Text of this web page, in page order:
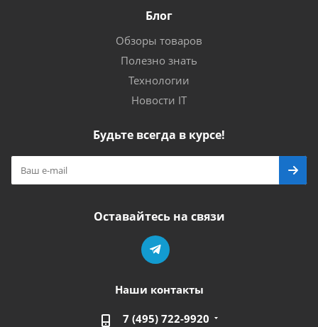
Блог
Обзоры товаров
Полезно знать
Технологии
Новости IT
Будьте всегда в курсе!
Оставайтесь на связи
Наши контакты
7 (495) 722-9920